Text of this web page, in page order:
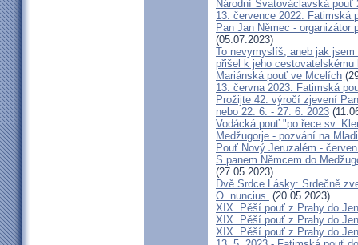
Národní Svatováclavská pouť
13. července 2022: Fatimská
Pan Jan Němec -
(05.07.2023)
To nevymyslíš, aneb jak
přišel k jeho cestovatelskému
Mariánská pouť ve Mcelích
13. června 2023: Fatimská
Prožijte 42. výročí zjevení
nebo 22. 6. - 27. 6. 2023
Vodácká pouť "po řece sv.
Medžugorje - pozvání na
Pouť Nový Jeruzalém -
S panem Němcem do
(27.05.2023)
Dvě Srdce Lásky: Srdečně
O. nuncius. (20.05.2023)
XIX. Pěší pouť z Prahy do
XIX. Pěší pouť z Prahy do
XIX. Pěší pouť z Prahy do